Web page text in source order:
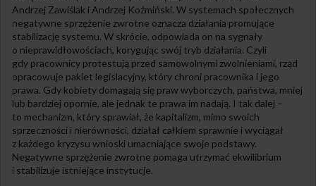
Andrzej Zawiślak i Andrzej Koźmiński. W systemach społecznych
negatywne sprzężenie zwrotne oznacza działania promujące
stabilizację systemu. W skrócie, odpowiada on na sygnały
o nieprawidłowościach, korygując swój tryb działania. Czyli
gdy pracownicy protestują przed samowolnymi zwolnieniami, rząd
opracowuje pakiet legislacyjny, który chroni pracownika i jego
prawa. Gdy kobiety domagają się praw wyborczych, państwa, mniej
lub bardziej opornie, ale jednak te prawa im nadają. I tak dalej –
to mechanizm, który sprawiał, że kapitalizm, mimo swoich
sprzeczności i nierówności, działał całkiem sprawnie i wyciągał
z każdego kryzysu wnioski umacniające swoje podstawy.
Negatywne sprzężenie zwrotne pomaga utrzymać ekwilibrium
i stabilizuje istniejące instytucje.